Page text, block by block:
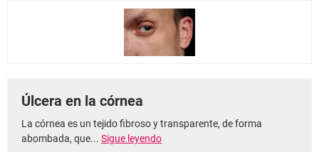
Úlcera en la córnea
La córnea es un tejido fibroso y transparente, de forma
abombada, que... Sigue leyendo